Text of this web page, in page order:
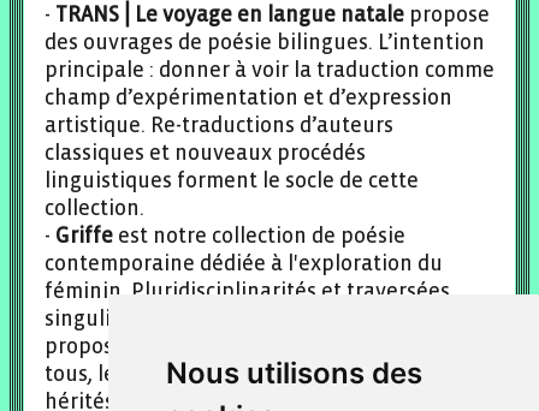
Nous utilisons des
- TRANS⎥ Le voyage en langue natale propose
des ouvrages de poésie bilingues. L’intention
principale : donner à voir la traduction comme
champ d’expérimentation et d’expression
artistique. Re-traductions d’auteurs
classiques et nouveaux procédés
linguistiques forment le socle de cette
collection.
- Griffe est notre collection de poésie
contemporaine dédiée à l'exploration du
féminin. Pluridisciplinarités et traversées
singulières de l’intime : cette collection
propose des textes à l’écoute, accessibles à
tous, levant avec sensibilité et acuité tabous
hérités, non-dits et fragments oubliés.